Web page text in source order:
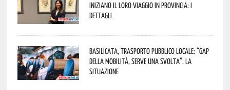
iniziano il loro viaggio in provincia: i
dettagli
Basilicata, trasporto pubblico locale: “Gap
della mobilità, serve una svolta”. La
situazione